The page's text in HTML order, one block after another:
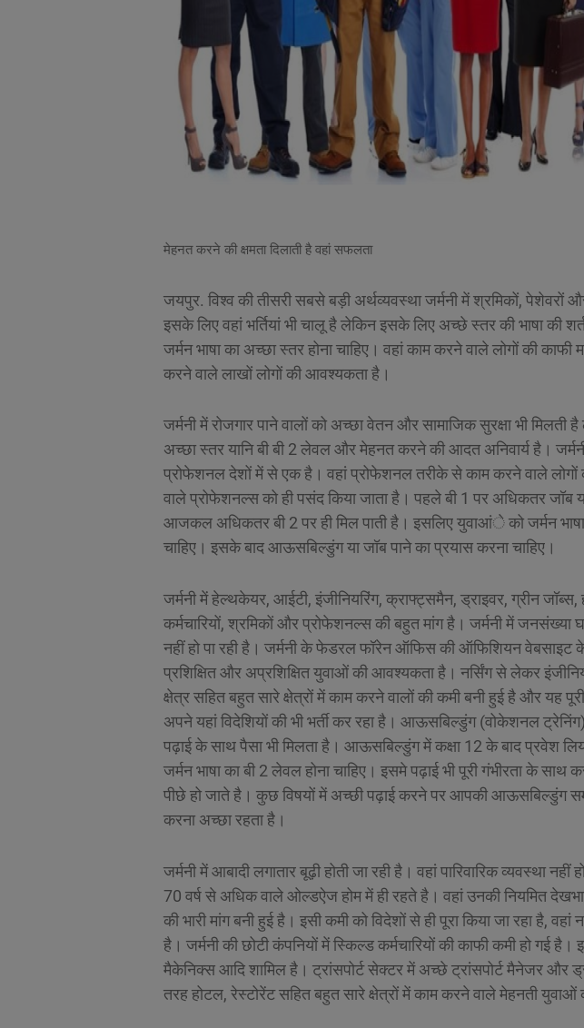
मेहनत करने की क्षमता दिलाती है वहां सफलता
जयपुर. विश्व की तीसरी सबसे बड़ी अर्थव्यवस्था जर्मनी में श्रमिकों, पेशेवरों
इसके लिए वहां भर्तियां भी चालू है लेकिन इसके लिए अच्छे स्तर की भाषा की
जर्मन भाषा का अच्छा स्तर होना चाहिए। वहां काम करने वाले लोगों की
करने वाले लाखों लोगों की आवश्यकता है।
जर्मनी में रोजगार पाने वालों को अच्छा वेतन और सामाजिक सुरक्षा भी मिलती
अच्छा स्तर यानि बी बी 2 लेवल और मेहनत करने की आदत अनिवार्य है।
प्रोफेशनल देशों में से एक है। वहां प्रोफेशनल तरीके से काम करने वाले लोगों
वाले प्रोफेशनल्स को ही पसंद किया जाता है। पहले बी 1 पर अधिकतर जॉब
आजकल अधिकतर बी 2 पर ही मिल पाती है। इसलिए युवाआंे को जर्मन
चाहिए। इसके बाद आऊसबिल्डुंग या जॉब पाने का प्रयास करना चाहिए।
जर्मनी में हेल्थकेयर, आईटी, इंजीनियरिंग, क्राफ्ट्समैन, ड्राइवर, ग्रीन
कर्मचारियों, श्रमिकों और प्रोफेशनल्स की बहुत मांग है। जर्मनी में जनसंख्या
नहीं हो पा रही है। जर्मनी के फेडरल फॉरेन ऑफिस की ऑफिशियन वेबसाइट
प्रशिक्षित और अप्रशिक्षित युवाओं की आवश्यकता है। नर्सिंग से लेकर
क्षेत्र सहित बहुत सारे क्षेत्रों में काम करने वालों की कमी बनी हुई है और यह पूरी
अपने यहां विदेशियों की भी भर्ती कर रहा है। आऊसबिल्डुंग (वोकेशनल
पढ़ाई के साथ पैसा भी मिलता है। आऊसबिल्डुंग में कक्षा 12 के बाद प्रवेश
जर्मन भाषा का बी 2 लेवल होना चाहिए। इसमे पढ़ाई भी पूरी गंभीरता के
पीछे हो जाते है। कुछ विषयों में अच्छी पढ़ाई करने पर आपकी आऊसबिल्डुंग
करना अच्छा रहता है।
जर्मनी में आबादी लगातार बूढ़ी होती जा रही है। वहां पारिवारिक व्यवस्था
70 वर्ष से अधिक वाले ओल्डऐज होम में ही रहते है। वहां उनकी नियमित
की भारी मांग बनी हुई है। इसी कमी को विदेशों से ही पूरा किया जा रहा है,
है। जर्मनी की छोटी कंपनियों में स्किल्ड कर्मचारियों की काफी कमी हो गई
मैकेनिक्स आदि शामिल है। ट्रांसपोर्ट सेक्टर में अच्छे ट्रांसपोर्ट मैनेजर और
तरह होटल, रेस्टोरेंट सहित बहुत सारे क्षेत्रों में काम करने वाले मेहनती